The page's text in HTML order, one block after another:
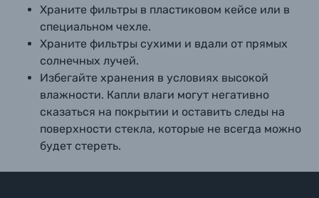
Храните фильтры в пластиковом кейсе или в
специальном чехле.
Храните фильтры сухими и вдали от прямых
солнечных лучей.
Избегайте хранения в условиях высокой
влажности. Капли влаги могут негативно
сказаться на покрытии и оставить следы на
поверхности стекла, которые не всегда можно
будет стереть.